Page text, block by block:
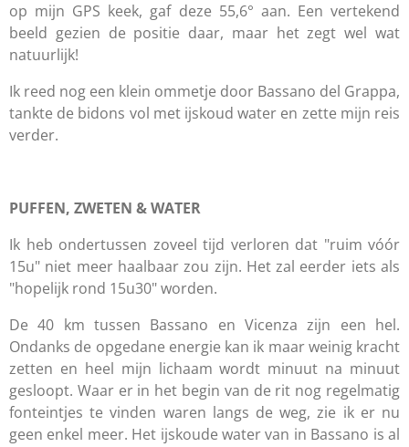
op mijn GPS keek, gaf deze 55,6° aan. Een vertekend
beeld gezien de positie daar, maar het zegt wel wat
natuurlijk!
Ik reed nog een klein ommetje door Bassano del Grappa,
tankte de bidons vol met ijskoud water en zette mijn reis
verder.
PUFFEN, ZWETEN & WATER
Ik heb ondertussen zoveel tijd verloren dat "ruim vóór
15u" niet meer haalbaar zou zijn. Het zal eerder iets als
"hopelijk rond 15u30" worden.
De 40 km tussen Bassano en Vicenza zijn een hel.
Ondanks de opgedane energie kan ik maar weinig kracht
zetten en heel mijn lichaam wordt minuut na minuut
gesloopt. Waar er in het begin van de rit nog regelmatig
fonteintjes te vinden waren langs de weg, zie ik er nu
geen enkel meer. Het ijskoude water van in Bassano is al